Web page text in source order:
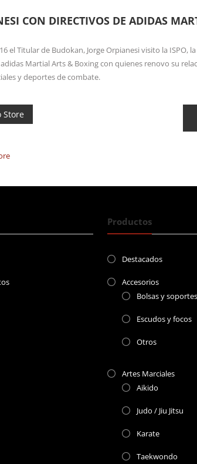
CON DIRECTIVOS DE ADIDAS
el Titular de Budokan, Jorge Orpianesi visito la
Martial Arts & Boxing con quienes renovo su
y deportes de combate.
Store
Productos
Destacados
Accesorios
Bolsas y soportes
Escudos y focos
Otros
Artes Marciales
Aikido
Judo / Jiu Jitsu
Karate
Taekwondo